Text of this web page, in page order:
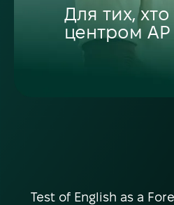
Для тих,
центром
Test of English as a